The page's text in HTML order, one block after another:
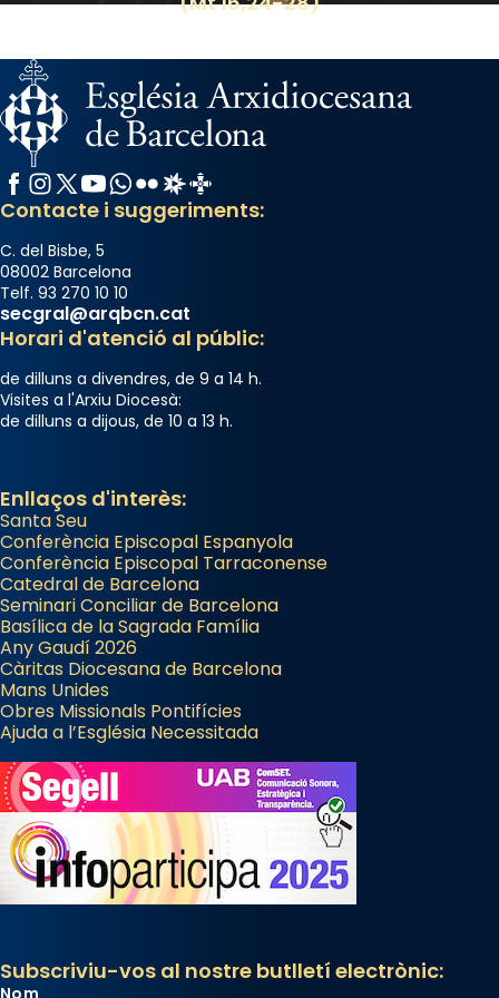
del temple amb les relíquies de les santes.
diablesses amb música i ball propis. Festa
gran a Mataró.
«Si vols saber què és calor, ves per les
Santes a Mataró»🥵.
Photo
View on Facebook ·
Facebook
Instagram
X / Twitter
YouTube
WhatsApp
FlickrRadio Estel
Catalunya Cristiana
Contacte i suggeriments:
C. del Bisbe, 5
08002 Barcelona
Telf. 93 270 10 10
secgral@arqbcn.cat
Horari d'atenció al públic:
de dilluns a divendres, de 9 a 14 h.
Visites a l'Arxiu Diocesà:
de dilluns a dijous, de 10 a 13 h.
Enllaços d'interès:
Santa Seu
Conferència Episcopal Espanyola
Conferència Episcopal Tarraconense
Catedral de Barcelona
Seminari Conciliar de Barcelona
Basílica de la Sagrada Família
Any Gaudí 2026
Càritas Diocesana de Barcelona
Mans Unides
Obres Missionals Pontifícies
Ajuda a l’Església Necessitada
Subscriviu-vos al nostre butlletí electrònic: